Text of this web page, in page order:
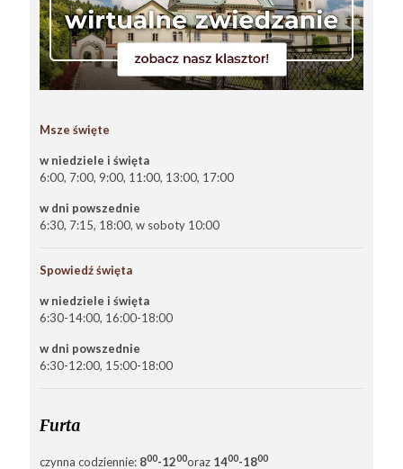
Msze święte
w niedziele i święta
6:00, 7:00, 9:00, 11:00, 13:00, 17:00
w dni powszednie
6:30, 7:15, 18:00, w soboty 10:00
Spowiedź święta
w niedziele i święta
6:30-14:00, 16:00-18:00
w dni powszednie
6:30-12:00, 15:00-18:00
Furta
czynna codziennie: 800-1200oraz 1400-1800